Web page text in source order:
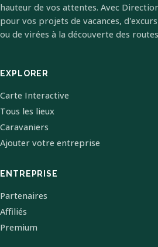
hauteur de vos attentes. Avec
pour vos projets de vacances,
ou de virées à la découverte des
EXPLORER
Carte Interactive
Tous les lieux
Caravaniers
Ajouter votre entreprise
ENTREPRISE
Partenaires
Affiliés
Premium